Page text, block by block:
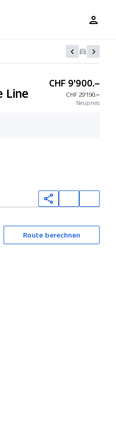
Line
CHF 9'900.–
CHF 29'190.–
Neupreis
Route berechnen